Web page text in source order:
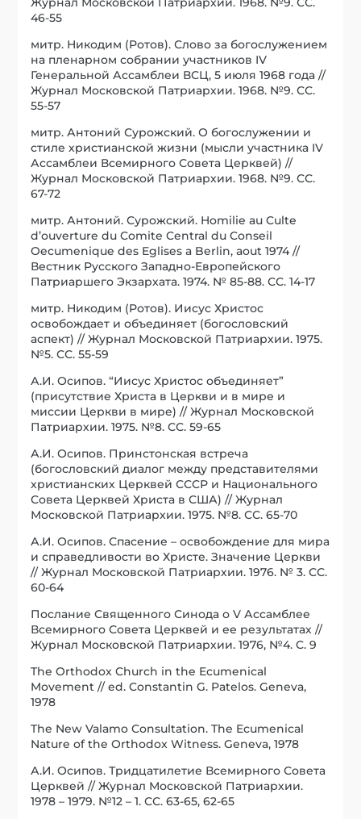
46-55
митр. Никодим (Ротов). Слово за богослужением
на пленарном собрании участников IV
Генеральной Ассамблеи ВСЦ, 5 июля 1968 года //
Журнал Московской Патриархии. 1968. №9. СС.
55-57
митр. Антоний Сурожский. О богослужении и
стиле христианской жизни (мысли участника IV
Ассамблеи Всемирного Совета Церквей) //
Журнал Московской Патриархии. 1968. №9. СС.
67-72
митр. Антоний. Сурожский. Homilie au Culte
d’ouverture du Comite Central du Conseil
Oecumenique des Eglises a Berlin, aout 1974 //
Вестник Русского Западно-Европейского
Патриаршего Экзархата. 1974. № 85-88. СС. 14-17
митр. Никодим (Ротов). Иисус Христос
освобождает и объединяет (богословский
аспект) // Журнал Московской Патриархии. 1975.
№5. СС. 55-59
А.И. Осипов. “Иисус Христос объединяет”
(присутствие Христа в Церкви и в мире и
миссии Церкви в мире) // Журнал Московской
Патриархии. 1975. №8. СС. 59-65
А.И. Осипов. Принстонская встреча
(богословский диалог между представителями
христианских Церквей СССР и Национального
Совета Церквей Христа в США) // Журнал
Московской Патриархии. 1975. №8. СС. 65-70
А.И. Осипов. Спасение – освобождение для мира
и справедливости во Христе. Значение Церкви
// Журнал Московской Патриархии. 1976. № 3. СС.
60-64
Послание Священного Синода о V Ассамблее
Всемирного Совета Церквей и ее результатах //
Журнал Московской Патриархии. 1976, №4. C. 9
The Orthodox Church in the Ecumenical
Movement // ed. Constantin G. Patelos. Geneva,
1978
The New Valamo Consultation. The Ecumenical
Nature of the Orthodox Witness. Geneva, 1978
А.И. Осипов. Тридцатилетие Всемирного Совета
Церквей // Журнал Московской Патриархии.
1978 – 1979. №12 – 1. СС. 63-65, 62-65